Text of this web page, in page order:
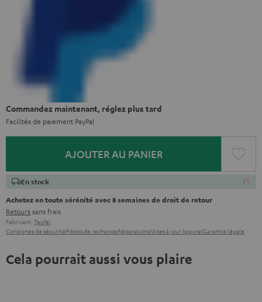
Commandez maintenant, réglez plus tard
Facilités de paiement PayPal
AJOUTER AU PANIER
En stock
Achetez en toute sérénité avec 8 semaines de droit de retour
Retourssans frais
Fabricant: Teufel
Consignes de sécuritéPièces de rechangeRéparationsMises à jour logicielGarantie légale
Cela pourrait aussi vous plaire